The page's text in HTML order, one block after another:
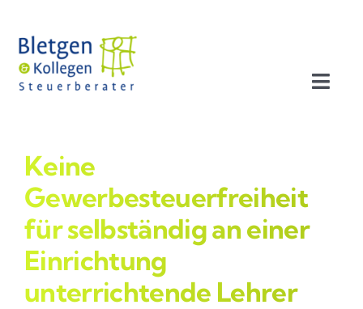
Inhalt
springen
Profil
Leistungen
Team
Keine
Gewerbesteuerfreiheit
für selbständig an einer
Einrichtung
unterrichtende Lehrer